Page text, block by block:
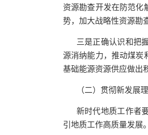
资源勘查开发在防范化
势，加大战略性资源勘
三是正确认识和把
源消纳能力，推动煤炭
基础能源资源供应做出
（二）贯彻新发展
新时代地质工作者
引地质工作高质量发展。